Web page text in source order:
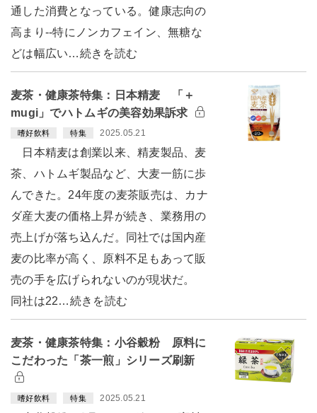
通した消費となっている。健康志向の
高まり--特にノンカフェイン、無糖な
どは幅広い…続きを読む
麦茶・健康茶特集：日本精麦 「＋
mugi」でハトムギの美容効果訴求
嗜好飲料 特集 2025.05.21
日本精麦は創業以来、精麦製品、麦
茶、ハトムギ製品など、大麦一筋に歩
んできた。24年度の麦茶販売は、カナ
ダ産大麦の価格上昇が続き、業務用の
売上げが落ち込んだ。同社では国内産
麦の比率が高く、原料不足もあって販
売の手を広げられないのが現状だ。
同社は22…続きを読む
麦茶・健康茶特集：小谷穀粉 原料に
こだわった「茶一煎」シリーズ刷新
嗜好飲料 特集 2025.05.21